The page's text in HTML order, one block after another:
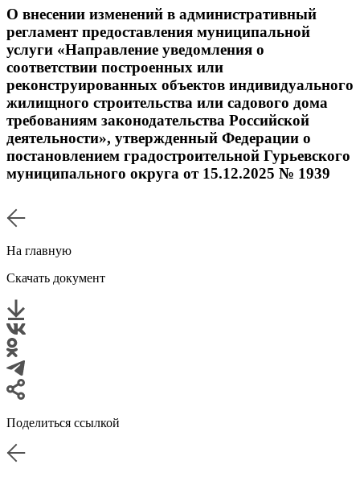
О внесении изменений в административный
регламент предоставления муниципальной
услуги «Направление уведомления о
соответствии построенных или
реконструированных объектов индивидуального
жилищного строительства или садового дома
требованиям законодательства Российской
деятельности», утвержденный Федерации о
постановлением градостроительной Гурьевского
муниципального округа от 15.12.2025 № 1939
На главную
Скачать документ
Поделиться ссылкой